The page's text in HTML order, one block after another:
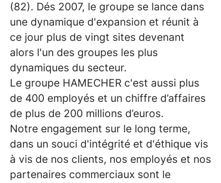
(82). Dés 2007, le groupe se lance dans
une dynamique d'expansion et réunit à
ce jour plus de vingt sites devenant
alors l'un des groupes les plus
dynamiques du secteur.
Le groupe HAMECHER c'est aussi plus
de 400 employés et un chiffre d’affaires
de plus de 200 millions d’euros.
Notre engagement sur le long terme,
dans un souci d'intégrité et d'éthique vis
à vis de nos clients, nos employés et nos
partenaires commerciaux sont le